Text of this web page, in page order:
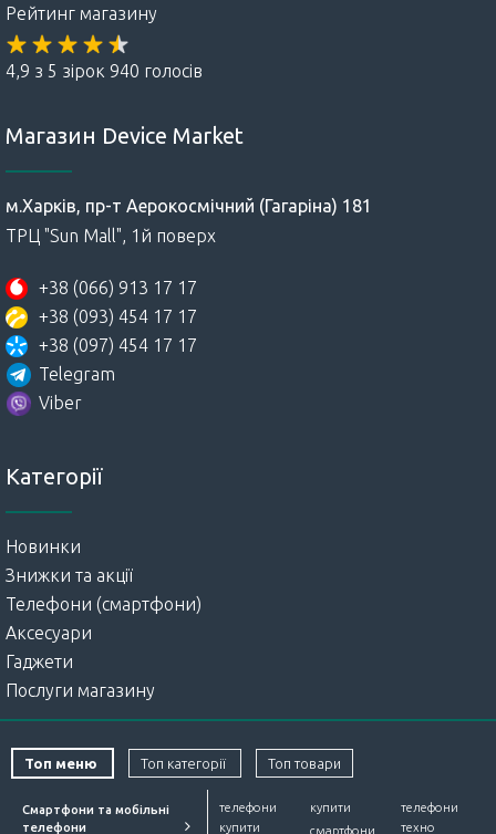
Рейтинг магазину
4,9 з 5 зірок 940 голосів
Магазин Device Market
м.Харків, пр-т Аерокосмічний (Гагаріна) 181
ТРЦ "Sun Mall", 1й поверх
+38 (066) 913 17 17
+38 (093) 454 17 17
+38 (097) 454 17 17
Telegram
Viber
Категорії
Новинки
Знижки та акції
Телефони (смартфони)
Аксесуари
Гаджети
Послуги магазину
Топ меню Топ категорії Топ товари
Смартфони та мобільні
телефони
телефони
купити
купити
смартфони
телефони
техно